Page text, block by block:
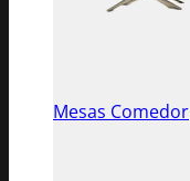
Mesas Comedor